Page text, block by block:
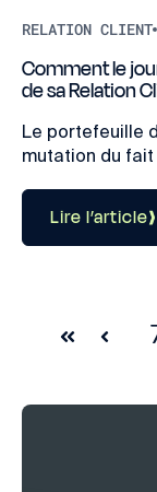
RELATION CLIENT
Comment le
de sa Relation
Le portefeuille
mutation du
Lire l’article